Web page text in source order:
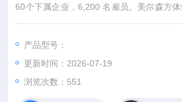
60个下属企业，6,200 名雇员。美尔森方体
障
产品型号：
更新时间：2026-07-19
浏览次数：551